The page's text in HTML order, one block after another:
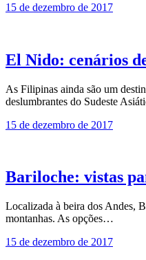
15 de dezembro de 2017
El Nido: cenários
As Filipinas ainda são um
deslumbrantes do Sudeste
15 de dezembro de 2017
Bariloche: vistas
Localizada à beira dos Andes,
montanhas. As opções…
15 de dezembro de 2017